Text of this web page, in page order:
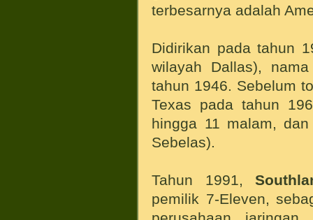
terbesarnya adalah
Didirikan pada tahun
wilayah Dallas),
tahun 1946. Sebelum
Texas pada tahun
hingga 11 malam,
Sebelas).
Tahun 1991,
pemilik 7-Eleven,